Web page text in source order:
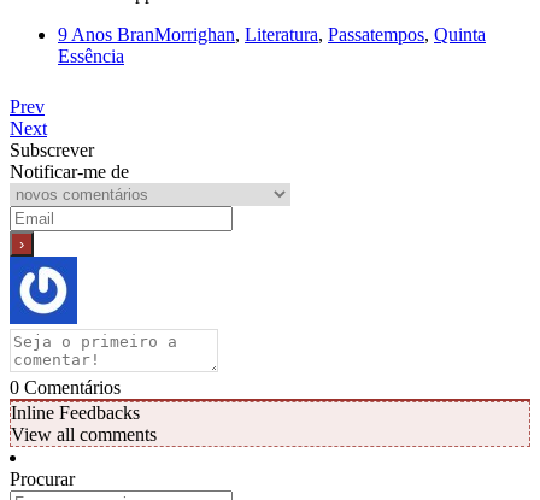
9 Anos BranMorrighan, Literatura, Passatempos, Quinta
Essência
Prev
Next
Subscrever
Notificar-me de
0 Comentários
Inline Feedbacks
View all comments
Procurar